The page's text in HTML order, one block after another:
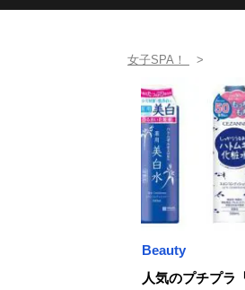
女子SPA！
Beauty
人気のプチプラ